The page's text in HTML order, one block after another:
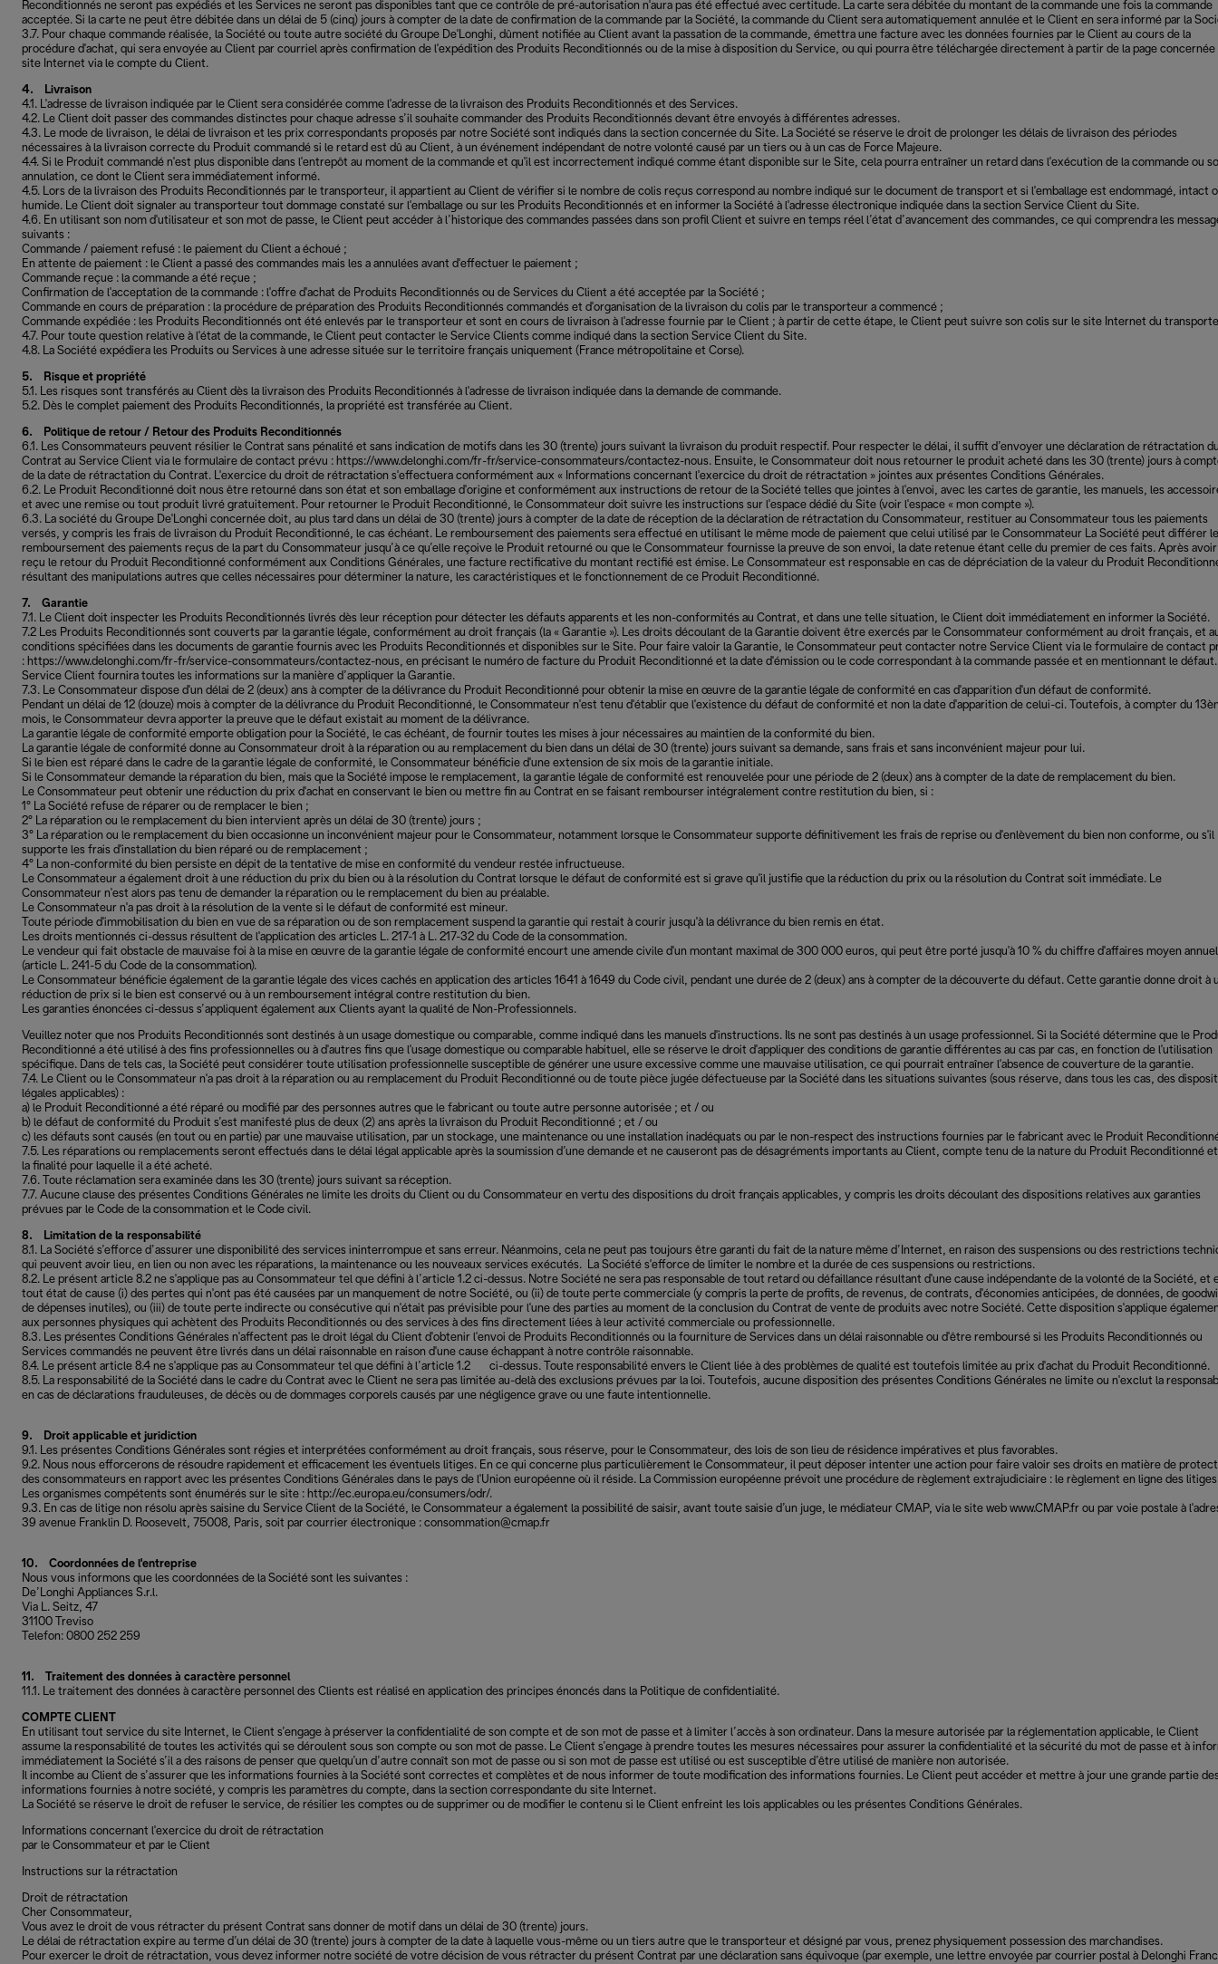
Reconditionnés ne seront pas expédiés et les Services ne seront pas disponibles tant que ce contrôle de pré-autorisation n'aura pas été effectué avec certitude. La carte sera débitée du montant de la commande une fois la commande
acceptée. Si la carte ne peut être débitée dans un délai de 5 (cinq) jours à compter de la date de confirmation de la commande par la Société, la commande du Client sera automatiquement annulée et le Client en sera informé par la
3.7. Pour chaque commande réalisée, la Société ou toute autre société du Groupe De'Longhi, dûment notifiée au Client avant la passation de la commande, émettra une facture avec les données fournies par le Client au cours de la
procédure d'achat, qui sera envoyée au Client par courriel après confirmation de l'expédition des Produits Reconditionnés ou de la mise à disposition du Service, ou qui pourra être téléchargée directement à partir de la page concernée
site Internet via le compte du Client.
4. Livraison
4.1. L'adresse de livraison indiquée par le Client sera considérée comme l'adresse de la livraison des Produits Reconditionnés et des Services.
4.2. Le Client doit passer des commandes distinctes pour chaque adresse s’il souhaite commander des Produits Reconditionnés devant être envoyés à différentes adresses.
4.3. Le mode de livraison, le délai de livraison et les prix correspondants proposés par notre Société sont indiqués dans la section concernée du Site. La Société se réserve le droit de prolonger les délais de livraison des périodes
nécessaires à la livraison correcte du Produit commandé si le retard est dû au Client, à un événement indépendant de notre volonté causé par un tiers ou à un cas de Force Majeure.
4.4. Si le Produit commandé n'est plus disponible dans l'entrepôt au moment de la commande et qu'il est incorrectement indiqué comme étant disponible sur le Site, cela pourra entraîner un retard dans l'exécution de la commande ou
annulation, ce dont le Client sera immédiatement informé.
4.5. Lors de la livraison des Produits Reconditionnés par le transporteur, il appartient au Client de vérifier si le nombre de colis reçus correspond au nombre indiqué sur le document de transport et si l'emballage est endommagé, intact
humide. Le Client doit signaler au transporteur tout dommage constaté sur l'emballage ou sur les Produits Reconditionnés et en informer la Société à l'adresse électronique indiquée dans la section Service Client du Site.
4.6. En utilisant son nom d'utilisateur et son mot de passe, le Client peut accéder à l’historique des commandes passées dans son profil Client et suivre en temps réel l’état d’avancement des commandes, ce qui comprendra les
suivants :
Commande / paiement refusé : le paiement du Client a échoué ;
En attente de paiement : le Client a passé des commandes mais les a annulées avant d'effectuer le paiement ;
Commande reçue : la commande a été reçue ;
Confirmation de l'acceptation de la commande : l'offre d'achat de Produits Reconditionnés ou de Services du Client a été acceptée par la Société ;
Commande en cours de préparation : la procédure de préparation des Produits Reconditionnés commandés et d'organisation de la livraison du colis par le transporteur a commencé ;
Commande expédiée : les Produits Reconditionnés ont été enlevés par le transporteur et sont en cours de livraison à l'adresse fournie par le Client ; à partir de cette étape, le Client peut suivre son colis sur le site Internet du
4.7. Pour toute question relative à l'état de la commande, le Client peut contacter le Service Clients comme indiqué dans la section Service Client du Site.
4.8. La Société expédiera les Produits ou Services à une adresse située sur le territoire français uniquement (France métropolitaine et Corse).
5. Risque et propriété
5.1. Les risques sont transférés au Client dès la livraison des Produits Reconditionnés à l'adresse de livraison indiquée dans la demande de commande.
5.2. Dès le complet paiement des Produits Reconditionnés, la propriété est transférée au Client.
6. Politique de retour / Retour des Produits Reconditionnés
6.1. Les Consommateurs peuvent résilier le Contrat sans pénalité et sans indication de motifs dans les 30 (trente) jours suivant la livraison du produit respectif. Pour respecter le délai, il suffit d’envoyer une déclaration de rétractation
Contrat au Service Client via le formulaire de contact prévu : https://www.delonghi.com/fr-fr/service-consommateurs/contactez-nous. Ensuite, le Consommateur doit nous retourner le produit acheté dans les 30 (trente) jours à
de la date de rétractation du Contrat. L'exercice du droit de rétractation s'effectuera conformément aux « Informations concernant l'exercice du droit de rétractation » jointes aux présentes Conditions Générales.
6.2. Le Produit Reconditionné doit nous être retourné dans son état et son emballage d'origine et conformément aux instructions de retour de la Société telles que jointes à l'envoi, avec les cartes de garantie, les manuels, les
et avec une remise ou tout produit livré gratuitement. Pour retourner le Produit Reconditionné, le Consommateur doit suivre les instructions sur l'espace dédié du Site (voir l'espace « mon compte »).
6.3. La société du Groupe De'Longhi concernée doit, au plus tard dans un délai de 30 (trente) jours à compter de la date de réception de la déclaration de rétractation du Consommateur, restituer au Consommateur tous les paiements
versés, y compris les frais de livraison du Produit Reconditionné, le cas échéant. Le remboursement des paiements sera effectué en utilisant le même mode de paiement que celui utilisé par le Consommateur La Société peut différer le
remboursement des paiements reçus de la part du Consommateur jusqu’à ce qu’elle reçoive le Produit retourné ou que le Consommateur fournisse la preuve de son envoi, la date retenue étant celle du premier de ces faits. Après avoir
reçu le retour du Produit Reconditionné conformément aux Conditions Générales, une facture rectificative du montant rectifié est émise. Le Consommateur est responsable en cas de dépréciation de la valeur du Produit
résultant des manipulations autres que celles nécessaires pour déterminer la nature, les caractéristiques et le fonctionnement de ce Produit Reconditionné.
7. Garantie
7.1. Le Client doit inspecter les Produits Reconditionnés livrés dès leur réception pour détecter les défauts apparents et les non-conformités au Contrat, et dans une telle situation, le Client doit immédiatement en informer la Société.
7.2 Les Produits Reconditionnés sont couverts par la garantie légale, conformément au droit français (la « Garantie »). Les droits découlant de la Garantie doivent être exercés par le Consommateur conformément au droit français, et
conditions spécifiées dans les documents de garantie fournis avec les Produits Reconditionnés et disponibles sur le Site. Pour faire valoir la Garantie, le Consommateur peut contacter notre Service Client via le formulaire de contact
: https://www.delonghi.com/fr-fr/service-consommateurs/contactez-nous, en précisant le numéro de facture du Produit Reconditionné et la date d'émission ou le code correspondant à la commande passée et en mentionnant le
Service Client fournira toutes les informations sur la manière d’appliquer la Garantie.
7.3. Le Consommateur dispose d'un délai de 2 (deux) ans à compter de la délivrance du Produit Reconditionné pour obtenir la mise en œuvre de la garantie légale de conformité en cas d'apparition d'un défaut de conformité.
Pendant un délai de 12 (douze) mois à compter de la délivrance du Produit Reconditionné, le Consommateur n'est tenu d'établir que l'existence du défaut de conformité et non la date d'apparition de celui-ci. Toutefois, à compter du
mois, le Consommateur devra apporter la preuve que le défaut existait au moment de la délivrance.
La garantie légale de conformité emporte obligation pour la Société, le cas échéant, de fournir toutes les mises à jour nécessaires au maintien de la conformité du bien.
La garantie légale de conformité donne au Consommateur droit à la réparation ou au remplacement du bien dans un délai de 30 (trente) jours suivant sa demande, sans frais et sans inconvénient majeur pour lui.
Si le bien est réparé dans le cadre de la garantie légale de conformité, le Consommateur bénéficie d'une extension de six mois de la garantie initiale.
Si le Consommateur demande la réparation du bien, mais que la Société impose le remplacement, la garantie légale de conformité est renouvelée pour une période de 2 (deux) ans à compter de la date de remplacement du bien.
Le Consommateur peut obtenir une réduction du prix d'achat en conservant le bien ou mettre fin au Contrat en se faisant rembourser intégralement contre restitution du bien, si :
1° La Société refuse de réparer ou de remplacer le bien ;
2° La réparation ou le remplacement du bien intervient après un délai de 30 (trente) jours ;
3° La réparation ou le remplacement du bien occasionne un inconvénient majeur pour le Consommateur, notamment lorsque le Consommateur supporte définitivement les frais de reprise ou d'enlèvement du bien non conforme, ou s'il
supporte les frais d'installation du bien réparé ou de remplacement ;
4° La non-conformité du bien persiste en dépit de la tentative de mise en conformité du vendeur restée infructueuse.
Le Consommateur a également droit à une réduction du prix du bien ou à la résolution du Contrat lorsque le défaut de conformité est si grave qu'il justifie que la réduction du prix ou la résolution du Contrat soit immédiate. Le
Consommateur n'est alors pas tenu de demander la réparation ou le remplacement du bien au préalable.
Le Consommateur n'a pas droit à la résolution de la vente si le défaut de conformité est mineur.
Toute période d'immobilisation du bien en vue de sa réparation ou de son remplacement suspend la garantie qui restait à courir jusqu'à la délivrance du bien remis en état.
Les droits mentionnés ci-dessus résultent de l'application des articles L. 217-1 à L. 217-32 du Code de la consommation.
Le vendeur qui fait obstacle de mauvaise foi à la mise en œuvre de la garantie légale de conformité encourt une amende civile d'un montant maximal de 300 000 euros, qui peut être porté jusqu'à 10 % du chiffre d'affaires moyen annuel
(article L. 241-5 du Code de la consommation).
Le Consommateur bénéficie également de la garantie légale des vices cachés en application des articles 1641 à 1649 du Code civil, pendant une durée de 2 (deux) ans à compter de la découverte du défaut. Cette garantie donne droit à
réduction de prix si le bien est conservé ou à un remboursement intégral contre restitution du bien.
Les garanties énoncées ci-dessus s’appliquent également aux Clients ayant la qualité de Non-Professionnels.
Veuillez noter que nos Produits Reconditionnés sont destinés à un usage domestique ou comparable, comme indiqué dans les manuels d'instructions. Ils ne sont pas destinés à un usage professionnel. Si la Société détermine que le
Reconditionné a été utilisé à des fins professionnelles ou à d'autres fins que l'usage domestique ou comparable habituel, elle se réserve le droit d'appliquer des conditions de garantie différentes au cas par cas, en fonction de l'utilisation
spécifique. Dans de tels cas, la Société peut considérer toute utilisation professionnelle susceptible de générer une usure excessive comme une mauvaise utilisation, ce qui pourrait entraîner l'absence de couverture de la garantie.
7.4. Le Client ou le Consommateur n'a pas droit à la réparation ou au remplacement du Produit Reconditionné ou de toute pièce jugée défectueuse par la Société dans les situations suivantes (sous réserve, dans tous les cas, des
légales applicables) :
a) le Produit Reconditionné a été réparé ou modifié par des personnes autres que le fabricant ou toute autre personne autorisée ; et / ou
b) le défaut de conformité du Produit s’est manifesté plus de deux (2) ans après la livraison du Produit Reconditionné ; et / ou
c) les défauts sont causés (en tout ou en partie) par une mauvaise utilisation, par un stockage, une maintenance ou une installation inadéquats ou par le non-respect des instructions fournies par le fabricant avec le Produit
7.5. Les réparations ou remplacements seront effectués dans le délai légal applicable après la soumission d’une demande et ne causeront pas de désagréments importants au Client, compte tenu de la nature du Produit Reconditionné
la finalité pour laquelle il a été acheté.
7.6. Toute réclamation sera examinée dans les 30 (trente) jours suivant sa réception.
7.7. Aucune clause des présentes Conditions Générales ne limite les droits du Client ou du Consommateur en vertu des dispositions du droit français applicables, y compris les droits découlant des dispositions relatives aux garanties
prévues par le Code de la consommation et le Code civil.
8. Limitation de la responsabilité
8.1. La Société s’efforce d’assurer une disponibilité des services ininterrompue et sans erreur. Néanmoins, cela ne peut pas toujours être garanti du fait de la nature même d’Internet, en raison des suspensions ou des restrictions
qui peuvent avoir lieu, en lien ou non avec les réparations, la maintenance ou les nouveaux services exécutés. La Société s'efforce de limiter le nombre et la durée de ces suspensions ou restrictions.
8.2. Le présent article 8.2 ne s'applique pas au Consommateur tel que défini à l’article 1.2 ci-dessus. Notre Société ne sera pas responsable de tout retard ou défaillance résultant d'une cause indépendante de la volonté de la Société, et
tout état de cause (i) des pertes qui n'ont pas été causées par un manquement de notre Société, ou (ii) de toute perte commerciale (y compris la perte de profits, de revenus, de contrats, d'économies anticipées, de données, de
de dépenses inutiles), ou (iii) de toute perte indirecte ou consécutive qui n'était pas prévisible pour l'une des parties au moment de la conclusion du Contrat de vente de produits avec notre Société. Cette disposition s'applique
aux personnes physiques qui achètent des Produits Reconditionnés ou des services à des fins directement liées à leur activité commerciale ou professionnelle.
8.3. Les présentes Conditions Générales n'affectent pas le droit légal du Client d'obtenir l'envoi de Produits Reconditionnés ou la fourniture de Services dans un délai raisonnable ou d'être remboursé si les Produits Reconditionnés ou
Services commandés ne peuvent être livrés dans un délai raisonnable en raison d'une cause échappant à notre contrôle raisonnable.
8.4. Le présent article 8.4 ne s'applique pas au Consommateur tel que défini à l’article 1.2 ci-dessus. Toute responsabilité envers le Client liée à des problèmes de qualité est toutefois limitée au prix d'achat du Produit Reconditionné.
8.5. La responsabilité de la Société dans le cadre du Contrat avec le Client ne sera pas limitée au-delà des exclusions prévues par la loi. Toutefois, aucune disposition des présentes Conditions Générales ne limite ou n'exclut la
en cas de déclarations frauduleuses, de décès ou de dommages corporels causés par une négligence grave ou une faute intentionnelle.
9. Droit applicable et juridiction
9.1. Les présentes Conditions Générales sont régies et interprétées conformément au droit français, sous réserve, pour le Consommateur, des lois de son lieu de résidence impératives et plus favorables.
9.2. Nous nous efforcerons de résoudre rapidement et efficacement les éventuels litiges. En ce qui concerne plus particulièrement le Consommateur, il peut déposer intenter une action pour faire valoir ses droits en matière de
des consommateurs en rapport avec les présentes Conditions Générales dans le pays de l'Union européenne où il réside. La Commission européenne prévoit une procédure de règlement extrajudiciaire : le règlement en ligne des
Les organismes compétents sont énumérés sur le site : http://ec.europa.eu/consumers/odr/.
9.3. En cas de litige non résolu après saisine du Service Client de la Société, le Consommateur a également la possibilité de saisir, avant toute saisie d’un juge, le médiateur CMAP, via le site web www.CMAP.fr ou par voie postale à
39 avenue Franklin D. Roosevelt, 75008, Paris, soit par courrier électronique : consommation@cmap.fr
10. Coordonnées de l'entreprise
Nous vous informons que les coordonnées de la Société sont les suivantes :
De’Longhi Appliances S.r.l.
Via L. Seitz, 47
31100 Treviso
Telefon: 0800 252 259
11. Traitement des données à caractère personnel
11.1. Le traitement des données à caractère personnel des Clients est réalisé en application des principes énoncés dans la Politique de confidentialité.
COMPTE CLIENT
En utilisant tout service du site Internet, le Client s’engage à préserver la confidentialité de son compte et de son mot de passe et à limiter l’accès à son ordinateur. Dans la mesure autorisée par la réglementation applicable, le Client
assume la responsabilité de toutes les activités qui se déroulent sous son compte ou son mot de passe. Le Client s’engage à prendre toutes les mesures nécessaires pour assurer la confidentialité et la sécurité du mot de passe et à
immédiatement la Société s’il a des raisons de penser que quelqu’un d’autre connaît son mot de passe ou si son mot de passe est utilisé ou est susceptible d’être utilisé de manière non autorisée.
Il incombe au Client de s’assurer que les informations fournies à la Société sont correctes et complètes et de nous informer de toute modification des informations fournies. Le Client peut accéder et mettre à jour une grande partie
informations fournies à notre société, y compris les paramètres du compte, dans la section correspondante du site Internet.
La Société se réserve le droit de refuser le service, de résilier les comptes ou de supprimer ou de modifier le contenu si le Client enfreint les lois applicables ou les présentes Conditions Générales.
Informations concernant l'exercice du droit de rétractation
par le Consommateur et par le Client
Instructions sur la rétractation
Droit de rétractation
Cher Consommateur,
Vous avez le droit de vous rétracter du présent Contrat sans donner de motif dans un délai de 30 (trente) jours.
Le délai de rétractation expire au terme d’un délai de 30 (trente) jours à compter de la date à laquelle vous-même ou un tiers autre que le transporteur et désigné par vous, prenez physiquement possession des marchandises.
Pour exercer le droit de rétractation, vous devez informer notre société de votre décision de vous rétracter du présent Contrat par une déclaration sans équivoque (par exemple, une lettre envoyée par courrier postal à Delonghi